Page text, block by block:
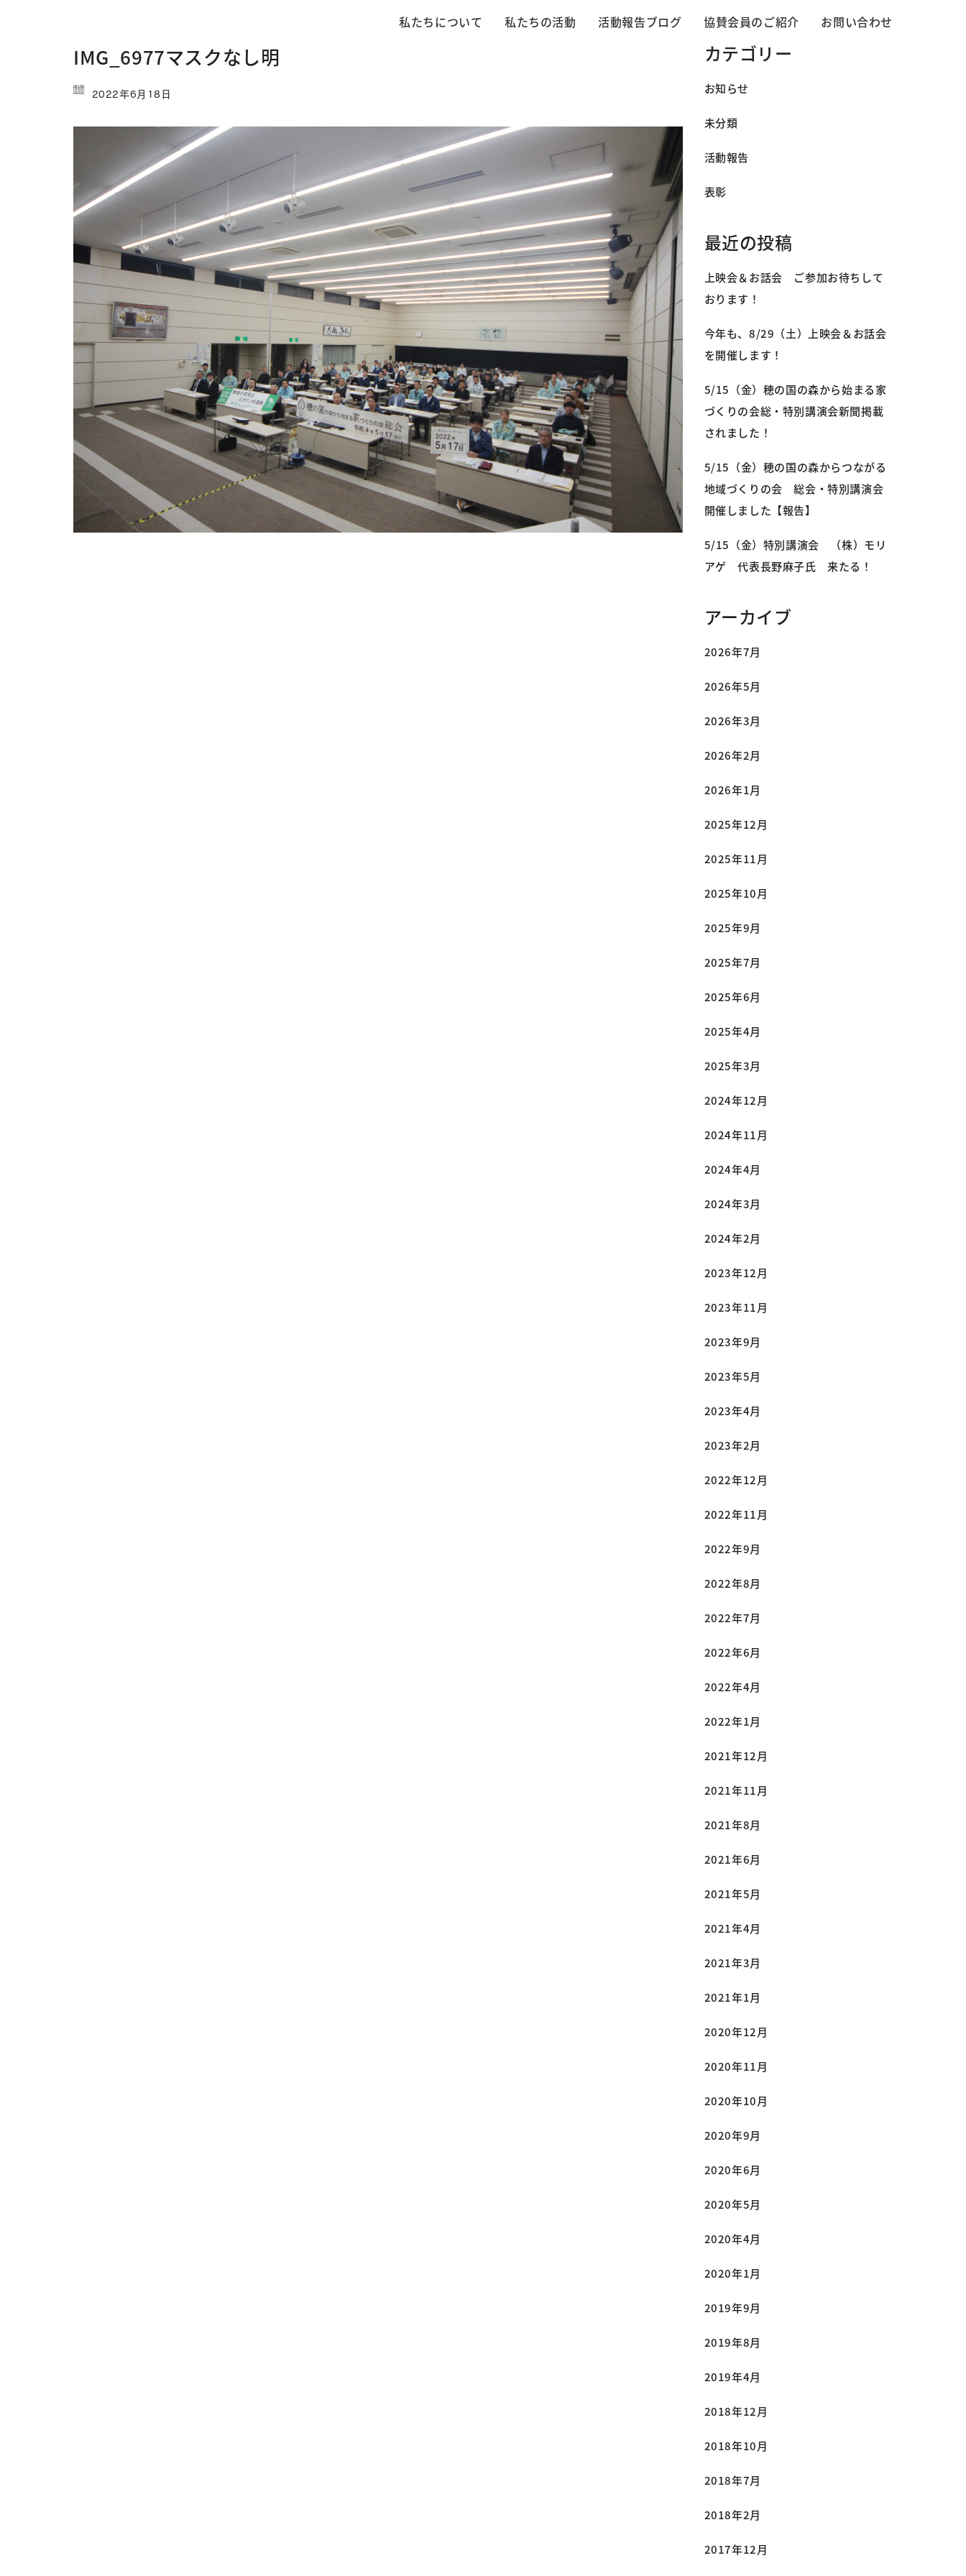
私たちについて 私たちの活動 活動報告ブログ 協賛会員のご紹介 お問い合わせ
IMG_6977マスクなし明
2022年6月18日
カテゴリー
お知らせ
未分類
活動報告
表彰
最近の投稿
上映会＆お話会 ご参加お待ちして
おります！
今年も、8/29（土）上映会＆お話会
を開催します！
5/15（金）穂の国の森から始まる家
づくりの会総・特別講演会新聞掲載
されました！
5/15（金）穂の国の森からつながる
地域づくりの会 総会・特別講演会
開催しました【報告】
5/15（金）特別講演会 （株）モリ
アゲ 代表長野麻子氏 来たる！
アーカイブ
2026年7月
2026年5月
2026年3月
2026年2月
2026年1月
2025年12月
2025年11月
2025年10月
2025年9月
2025年7月
2025年6月
2025年4月
2025年3月
2024年12月
2024年11月
2024年4月
2024年3月
2024年2月
2023年12月
2023年11月
2023年9月
2023年5月
2023年4月
2023年2月
2022年12月
2022年11月
2022年9月
2022年8月
2022年7月
2022年6月
2022年4月
2022年1月
2021年12月
2021年11月
2021年8月
2021年6月
2021年5月
2021年4月
2021年3月
2021年1月
2020年12月
2020年11月
2020年10月
2020年9月
2020年6月
2020年5月
2020年4月
2020年1月
2019年9月
2019年8月
2019年4月
2018年12月
2018年10月
2018年7月
2018年2月
2017年12月